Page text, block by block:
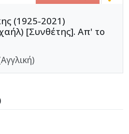
(1925-2021)
[Συνθέτης]. Απ' το